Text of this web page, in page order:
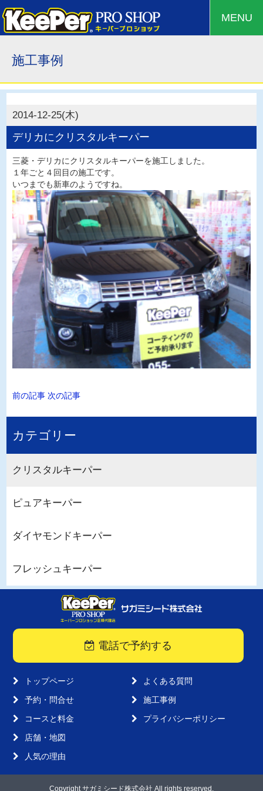
MENU
施工事例
2014-12-25(木)
デリカにクリスタルキーパー
三菱・デリカにクリスタルキーパーを施工しました。
１年ごと４回目の施工です。
いつまでも新車のようですね。
前の記事 次の記事
カテゴリー
クリスタルキーパー
ピュアキーパー
ダイヤモンドキーパー
フレッシュキーパー
電話で予約する
トップページ
予約・問合せ
コースと料金
店舗・地図
人気の理由
よくある質問
施工事例
プライバシーポリシー
Copyright サガミシード株式会社 All rights reserved.